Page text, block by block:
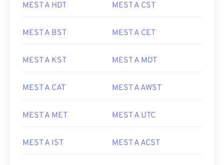
MEST A HDT MEST A CST
MEST A BST MEST A CET
MEST A KST MEST A MDT
MEST A CAT MEST A AWST
MEST A MET MEST A UTC
MEST A IST MEST A ACST